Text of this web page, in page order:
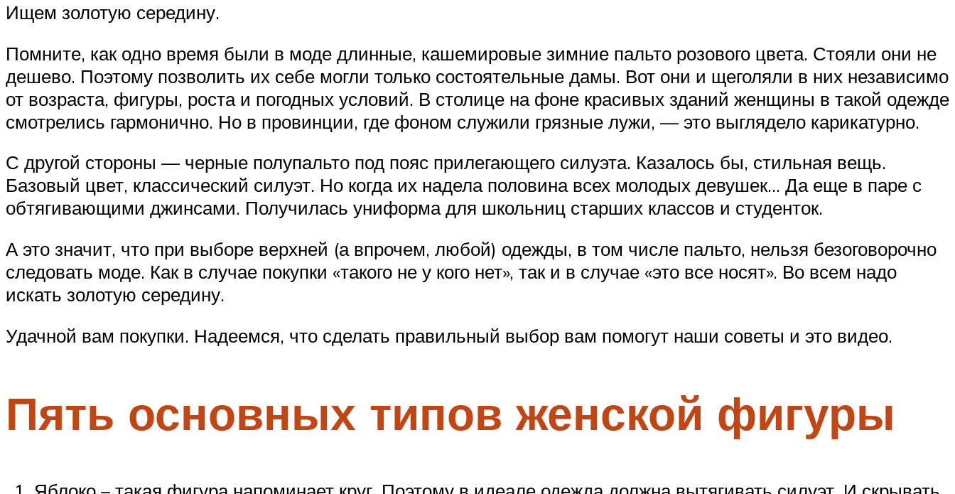
Ищем золотую середину.
Помните, как одно время были в моде длинные, кашемировые зимние пальто розового цвета. Стояли они не
дешево. Поэтому позволить их себе могли только состоятельные дамы. Вот они и щеголяли в них независимо
от возраста, фигуры, роста и погодных условий. В столице на фоне красивых зданий женщины в такой одежде
смотрелись гармонично. Но в провинции, где фоном служили грязные лужи, — это выглядело карикатурно.
С другой стороны — черные полупальто под пояс прилегающего силуэта. Казалось бы, стильная вещь.
Базовый цвет, классический силуэт. Но когда их надела половина всех молодых девушек… Да еще в паре с
обтягивающими джинсами. Получилась униформа для школьниц старших классов и студенток.
А это значит, что при выборе верхней (а впрочем, любой) одежды, в том числе пальто, нельзя безоговорочно
следовать моде. Как в случае покупки «такого не у кого нет», так и в случае «это все носят». Во всем надо
искать золотую середину.
Удачной вам покупки. Надеемся, что сделать правильный выбор вам помогут наши советы и это видео.
Пять основных типов женской фигуры